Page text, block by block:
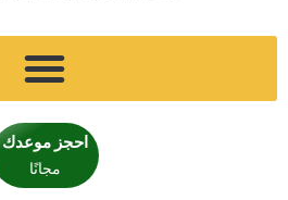
احجز موعدك
مجانًا